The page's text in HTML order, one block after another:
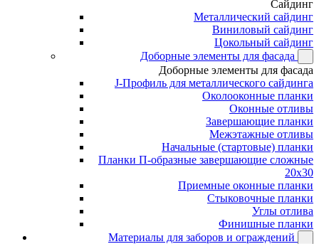
Сайдинг
Металлический сайдинг
Виниловый сайдинг
Цокольный сайдинг
Доборные элементы для фасада
Доборные элементы для фасада
J-Профиль для металлического сайдинга
Околооконные планки
Оконные отливы
Завершающие планки
Межэтажные отливы
Начальные (стартовые) планки
Планки П-образные завершающие сложные
20x30
Приемные оконные планки
Стыковочные планки
Углы отлива
Финишные планки
Материалы для заборов и ограждений